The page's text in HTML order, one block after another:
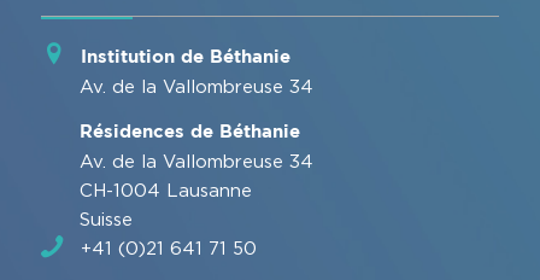
Institution de Béthanie
Av. de la Vallombreuse 34
Résidences de Béthanie
Av. de la Vallombreuse 34
CH-1004 Lausanne
Suisse
+41 (0)21 641 71 50